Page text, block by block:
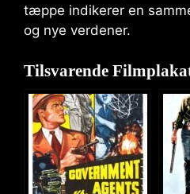
tæppe indikerer en
og nye verdener.
Tilsvarende